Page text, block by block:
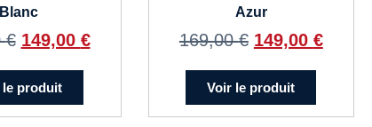
Blanc
€ 149,00 €
le produit
Azur
169,00€ 149,00 €
Voir le produit